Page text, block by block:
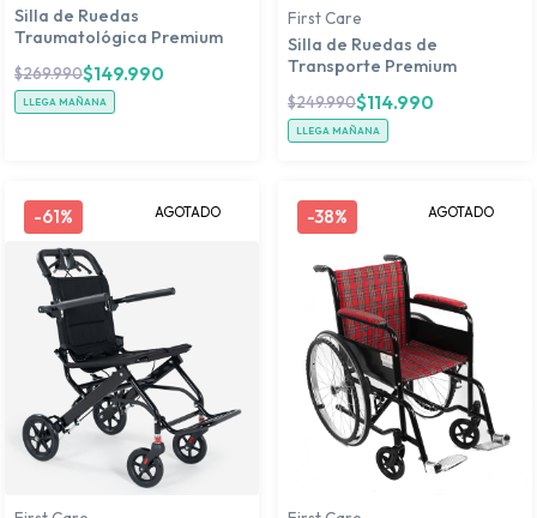
Silla de Ruedas
Traumatológica Premium
$269.990$149.990
LLEGA MAÑANA
First Care
Silla de Ruedas de
Transporte Premium
$249.990$114.990
LLEGA MAÑANA
-61% AGOTADO -38% AGOTADO